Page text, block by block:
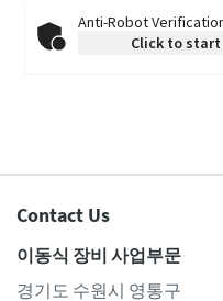
Anti-Robot
Click to
Contact Us
이동식 장비 사업부문
경기도 수원시 영통구